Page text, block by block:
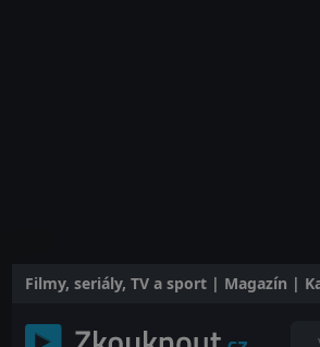
Filmy, seriály, TV a sport | Magazín |